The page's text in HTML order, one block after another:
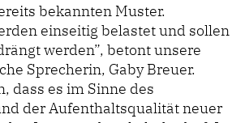
bekannten Muster.
einseitig belastet und sollen
werden”, betont unsere
Sprecherin, Gaby Breuer.
dass es im Sinne des
der Aufenthaltsqualität neuer